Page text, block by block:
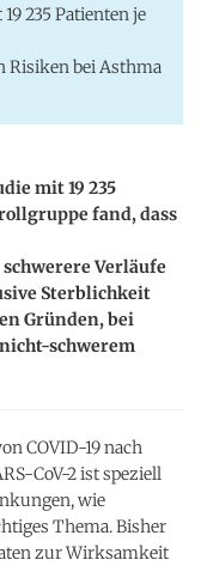
235 Patienten je
Risiken bei Asthma
mit 19 235
fand, dass
Verläufe
Sterblichkeit
Gründen, bei
schwerem
COVID-19 nach
CoV-2 ist speziell
wie
Thema. Bisher
zur Wirksamkeit